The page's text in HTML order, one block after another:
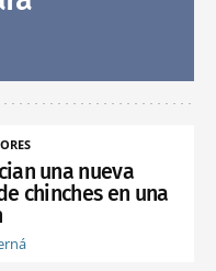
una nueva
chinches en una